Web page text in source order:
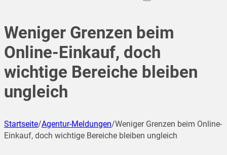
Weniger Grenzen beim
Online-Einkauf, doch
wichtige Bereiche bleiben
ungleich
Startseite/Agentur-Meldungen/Weniger Grenzen beim Online-
Einkauf, doch wichtige Bereiche bleiben ungleich